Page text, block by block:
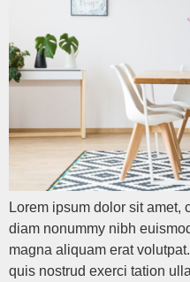
Lorem ipsum dolor sit amet,
diam nonummy nibh
magna aliquam erat
quis nostrud exerci tation